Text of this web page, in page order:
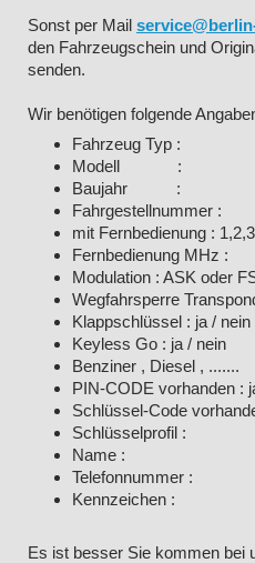
Sonst per Mail
den Fahrzeugschein und
senden.
Wir benötigen folgende
Fahrzeug Typ :
Modell :
Baujahr :
Fahrgestellnummer :
mit Fernbedienung :
Fernbedienung MHz :
Modulation : ASK oder
Wegfahrsperre
Klappschlüssel : ja / nein
Keyless Go : ja / nein
Benziner , Diesel , .......
PIN-CODE vorhanden :
Schlüssel-Code
Schlüsselprofil :
Name :
Telefonnummer :
Kennzeichen :
Es ist besser Sie kommen bei